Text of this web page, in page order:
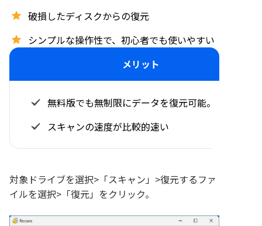
破損したディスクからの復元
シンプルな操作性で、初心者でも使いやすい
メリット
無料版でも無制限にデータを復元可能。
スキャンの速度が比較的速い
対象ドライブを選択>「スキャン」>復元するファ
イルを選択>「復元」をクリック。